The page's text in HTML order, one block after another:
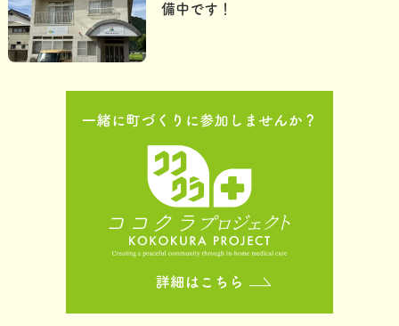
備中です！